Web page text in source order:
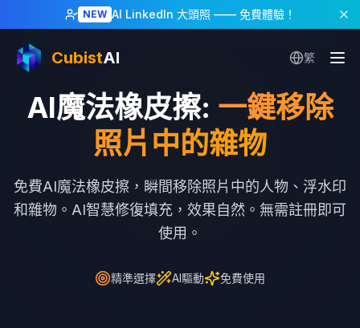
NEW AI LinkedIn 大頭照 —— 免費體驗！
CubistAI 繁
AI魔法橡皮擦: 一鍵移除
照片中的雜物
免費AI魔法橡皮擦，瞬間移除照片中的人物、浮水印
和雜物。AI智慧修復填充，效果自然。無需註冊即可
使用。
精準選擇 AI驅動 免費使用